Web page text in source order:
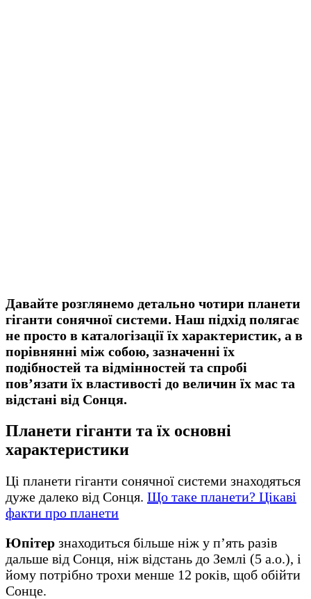
Давайте розглянемо детально чотири планети
гіганти сонячної системи. Наш підхід полягає
не просто в каталогізації їх характеристик, а в
порівнянні між собою, зазначенні їх
подібностей та відмінностей та спробі
пов’язати їх властивості до величин їх мас та
відстані від Сонця.
Планети гіганти та їх основні
характеристики
Ці планети гіганти сонячної системи знаходяться
дуже далеко від Сонця. Що таке планети? Цікаві
факти про планети
Юпітер знаходиться більше ніж у п’ять разів
дальше від Сонця, ніж відстань до Землі (5 а.о.), і
йому потрібно трохи менше 12 років, щоб обійти
Сонце.